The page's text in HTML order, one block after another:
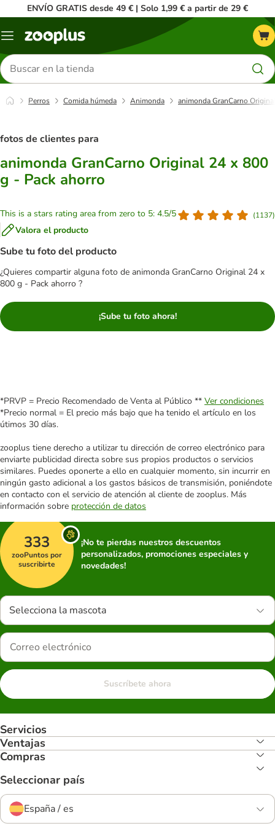
ENVÍO GRATIS desde 49 € | Solo 1,99 € a partir de 29 €
Menú
Buscar
productos
Perros Comida húmeda Animonda animonda GranCarno
fotos de clientes para
animonda GranCarno Original 24 x 800
g - Pack ahorro
This is a stars rating area from zero to 5: 4.5/5 (1137)
Valora el producto
Sube tu foto del producto
¿Quieres compartir alguna foto de animonda GranCarno Original 24 x
800 g - Pack ahorro ?
¡Sube tu foto ahora!
*PRVP = Precio Recomendado de Venta al Público ** Ver condiciones
*Precio normal = El precio más bajo que ha tenido el artículo en los
útimos 30 días.
zooplus tiene derecho a utilizar tu dirección de correo electrónico para
enviarte publicidad directa sobre sus propios productos o servicios
similares. Puedes oponerte a ello en cualquier momento, sin incurrir en
ningún gasto adicional a los gastos básicos de transmisión, poniéndote
en contacto con el servicio de atención al cliente de zooplus. Más
información sobre protección de datos
333
zooPuntos por
suscribirte
¡No te pierdas nuestros descuentos
personalizados, promociones especiales y
novedades!
Selecciona la mascota
Suscríbete ahora
Servicios
Ventajas
Compras
Seleccionar país
España / es